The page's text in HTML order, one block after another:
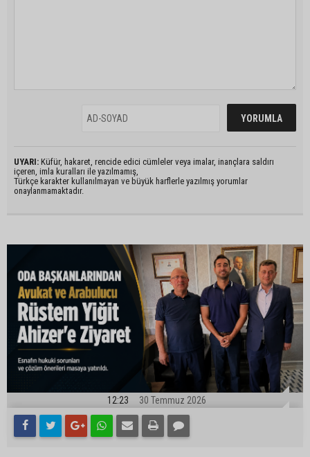
UYARI: Küfür, hakaret, rencide edici cümleler veya imalar, inançlara saldırı
içeren, imla kuralları ile yazılmamış,
Türkçe karakter kullanılmayan ve büyük harflerle yazılmış yorumlar
onaylanmamaktadır.
12:23 30 Temmuz 2026